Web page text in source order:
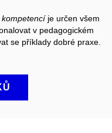
je určen všem
v pedagogickém
se příklady dobré praxe.